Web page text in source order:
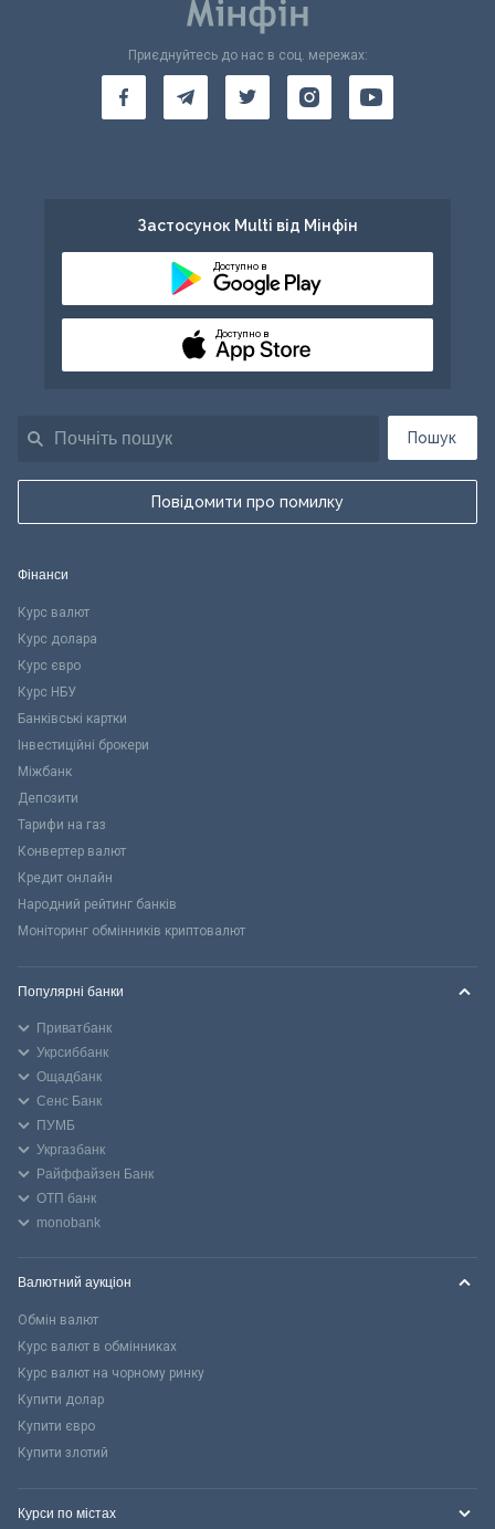
Пошук
Повідомити про помилку
Приєднуйтесь до нас в соц. мережах:
Застосунок Multi від Мінфін
Доступно в
Доступно в
Фінанси
Курс валют
Курс долара
Курс євро
Курс НБУ
Банківські картки
Інвестиційні брокери
Міжбанк
Депозити
Тарифи на газ
Конвертер валют
Кредит онлайн
Народний рейтинг банків
Моніторинг обмінників криптовалют
Популярні банки
Приватбанк
Укрсиббанк
Ощадбанк
Сенс Банк
ПУМБ
Укргазбанк
Райффайзен Банк
ОТП банк
monobank
Валютний аукціон
Обмін валют
Курс валют в обмінниках
Курс валют на чорному ринку
Купити долар
Купити євро
Купити злотий
Курси по містах